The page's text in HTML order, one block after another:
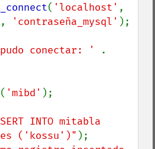
( 'localhost'
, 'contraseña_mysql' );
conectar: '
( 'mibd' );
INTO mitabla
('kossu')"